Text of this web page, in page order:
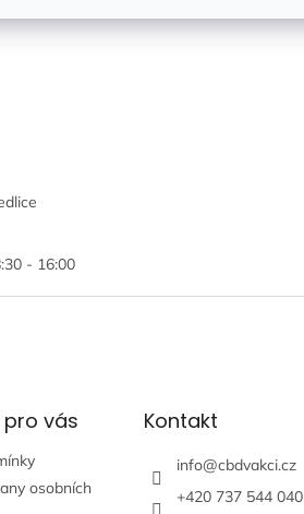
- 16:00
vás
osobních
Kontakt
info@cbdvakci.cz
+420 737 544 040